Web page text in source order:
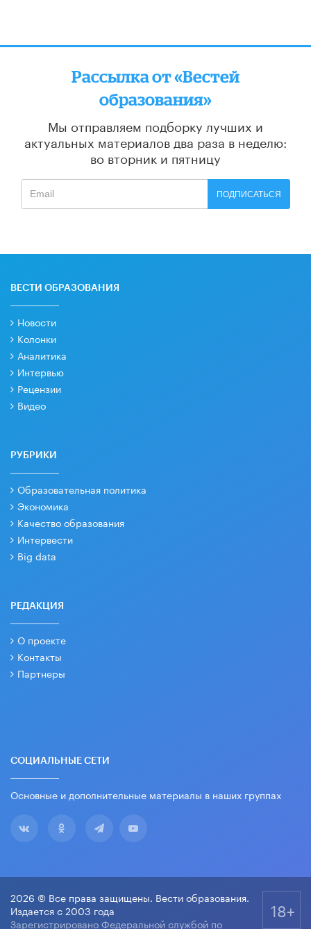
Рассылка от «Вестей
образования»
Мы отправляем подборку лучших и
актуальных материалов два раза в неделю:
во вторник и пятницу
ПОДПИСАТЬСЯ
ВЕСТИ ОБРАЗОВАНИЯ
Новости
Колонки
Аналитика
Интервью
Рецензии
Видео
РУБРИКИ
Образовательная политика
Экономика
Качество образования
Интервести
Big data
РЕДАКЦИЯ
О проекте
Контакты
Партнеры
СОЦИАЛЬНЫЕ СЕТИ
Основные и дополнительные материалы в наших группах
2026 © Все права защищены. Вести образования.
Издается с 2003 года
Зарегистрировано Федеральной службой по
18+